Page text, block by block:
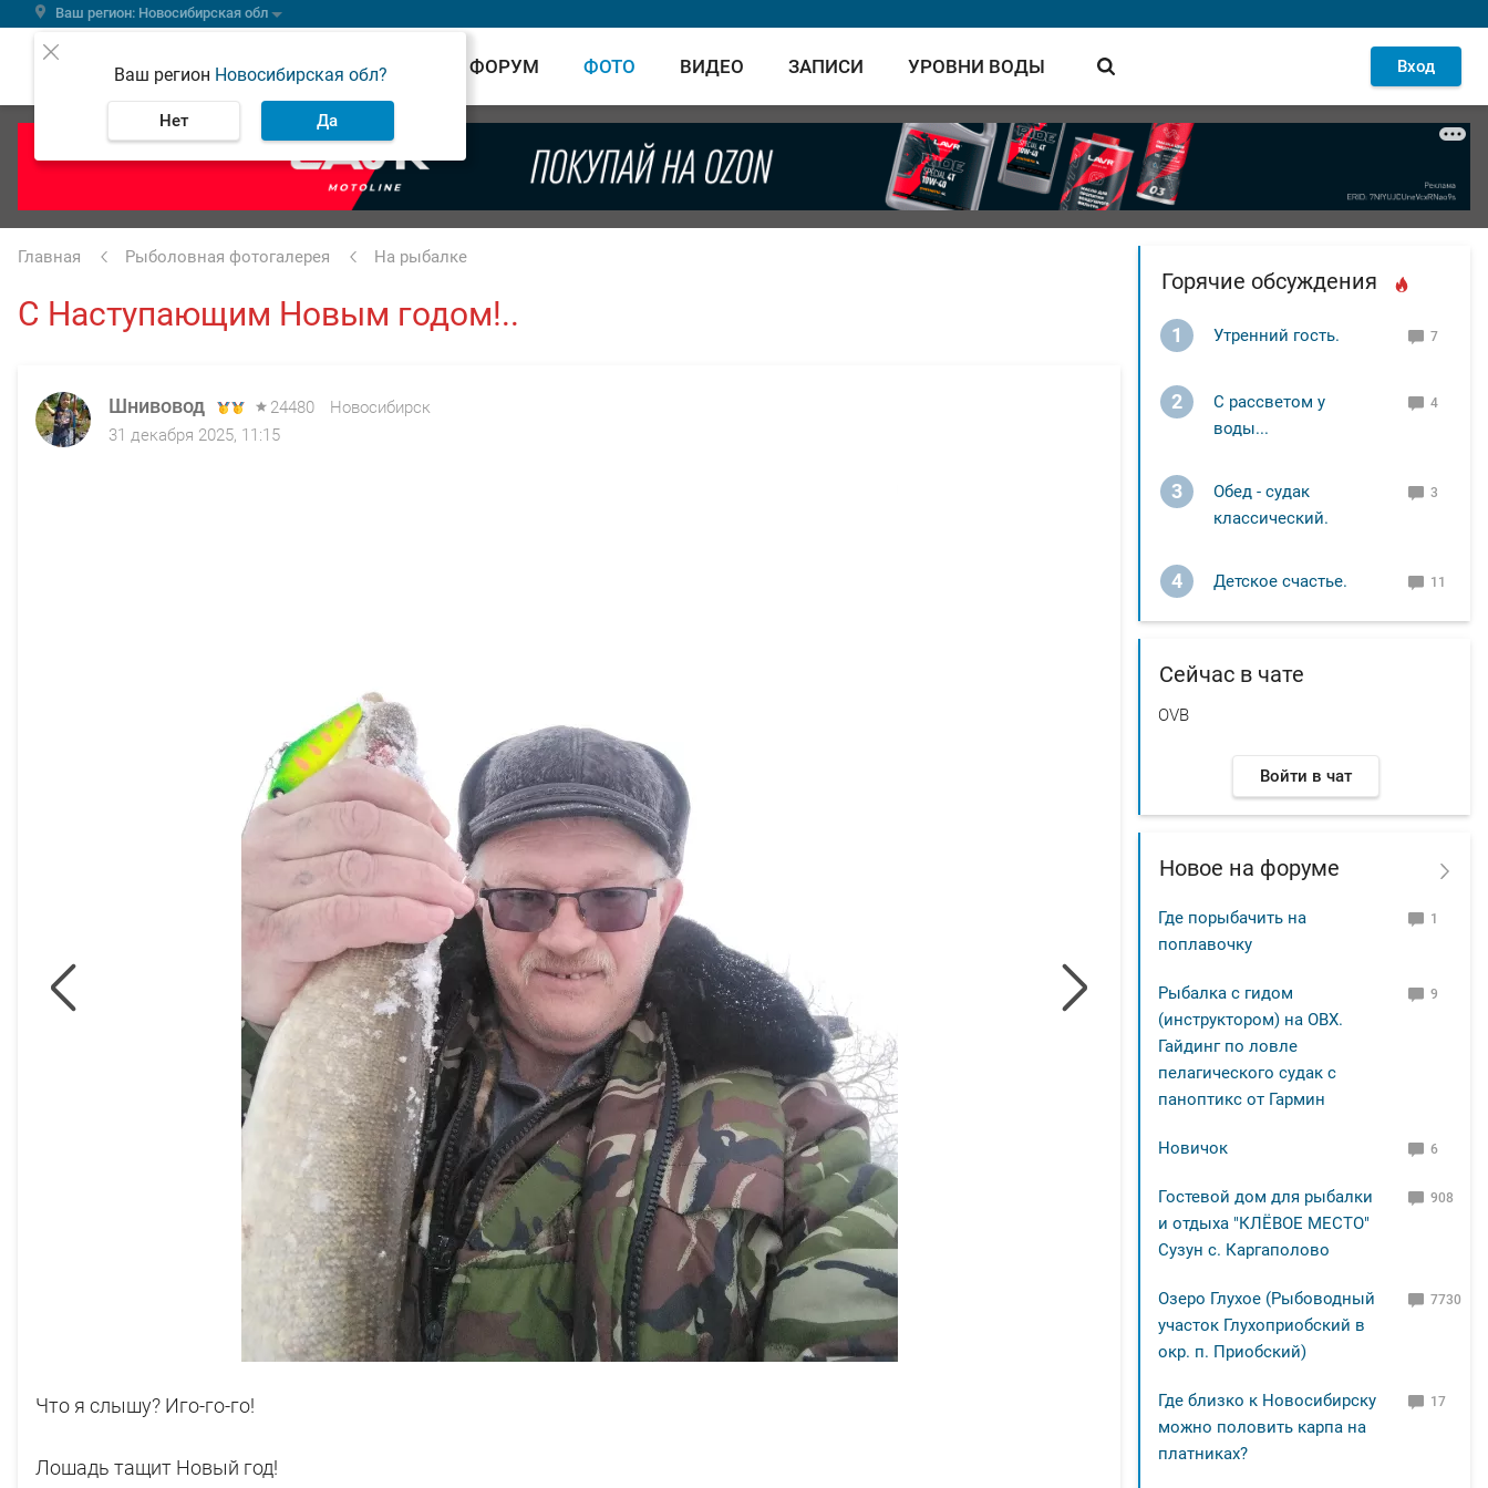
Ваш регион: Новосибирская обл
Ваш регион Новосибирская обл?
Нет Да
ВЕСТИ ФОРУМ ФОТО ВИДЕО ЗАПИСИ УРОВНИ ВОДЫ Вход
Главная Рыболовная фотогалерея На рыбалке
С Наступающим Новым годом!..
Шнивовод 24480
Новосибирск
31 декабря 2025, 11:15
Что я слышу? Иго-го-го!
Лошадь тащит Новый год!
Горячие обсуждения
1 Утренний гость. 7
2
С рассветом у
воды...
4
3
Обед - судак
классический.
3
4 Детское счастье. 11
Сейчас в чате
OVB
Войти в чат
Новое на форуме
Где порыбачить на
поплавочку
1
Рыбалка с гидом
(инструктором) на ОВХ.
Гайдинг по ловле
пелагического судак с
паноптикс от Гармин
9
Новичок 6
Гостевой дом для рыбалки
и отдыха "КЛЁВОЕ МЕСТО"
Сузун с. Каргаполово
908
Озеро Глухое (Рыбоводный
участок Глухоприобский в
окр. п. Приобский)
7730
Где близко к Новосибирску
можно половить карпа на
платниках?
17